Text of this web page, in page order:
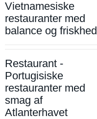
Vietnamesiske
restauranter med
balance og friskhed
Restaurant -
Portugisiske
restauranter med
smag af
Atlanterhavet